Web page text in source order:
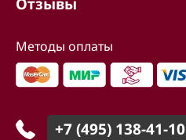
Методы оплаты
+7 (495) 138-41-10